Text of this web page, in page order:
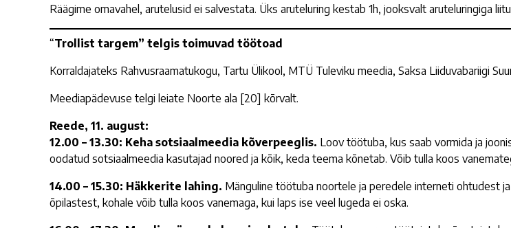
Räägime omavahel, arutelusid ei salvestata. Üks aruteluring kestab 1h, jooksvalt aruteluringiga
“Trollist targem” telgis toimuvad töötoad
Korraldajateks Rahvusraamatukogu, Tartu Ülikool, MTÜ Tuleviku meedia, Saksa Liiduvabariigi
Meediapädevuse telgi leiate Noorte ala [20] kõrvalt.
Reede, 11. august:
12.00 – 13.30: Keha sotsiaalmeedia kõverpeeglis. Loov töötuba, kus saab vormida ja
oodatud sotsiaalmeedia kasutajad noored ja kõik, keda teema kõnetab. Võib tulla koos
14.00 – 15.30: Häkkerite lahing. Mänguline töötuba noortele ja peredele interneti ohtudest
õpilastest, kohale võib tulla koos vanemaga, kui laps ise veel lugeda ei oska.